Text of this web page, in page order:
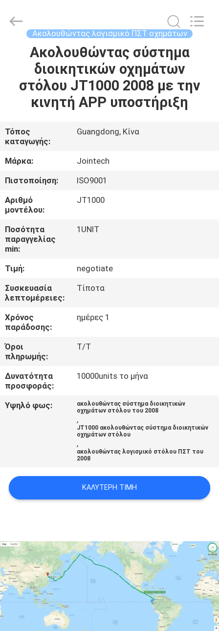
ΣΠΊΤΙ
ΠΡΟΪΌΝΤΑ
ΕΜΦΆΝΙΣΗ
VR
ΠΕΡΊΠΟΥ
ΕΜΕΊΣ
ΓΎΡΟΣ
ΕΡΓΟΣΤΑΣΊΩΝ
ΈΛΕΓΧΟΣ
ΜΑΣ
ΕΛΆΤΕ
ΣΕ
ΕΠΑΦΉ
ΜΕ
ΖΗΤΉΣΤΕ
ΑΠΌΣΠΑΣΜΑ
PRIVACY
Ακολουθώντας λογισμικό ΠΣΤ οχημάτων
Ακολουθώντας σύστημα
διοικητικών οχημάτων
στόλου JT1000 2008 με την
κινητή APP υποστήριξη
Τόπος
καταγωγής:
Guangdong, Κίνα
Μάρκα:
Jointech
Πιστοποίηση:
ISO9001
Αριθμό
μοντέλου:
JT1000
Ποσότητα
παραγγελίας
min:
1UNIT
Τιμή:
negotiate
Συσκευασία
λεπτομέρειες:
Τίποτα
Χρόνος
παράδοσης:
ημέρες 1
Όροι
πληρωμής:
T/T
Δυνατότητα
προσφοράς:
10000units το μήνα
Υψηλό φως:
ακολουθώντας σύστημα διοικητικών
οχημάτων στόλου του 2008
,
JT1000 ακολουθώντας σύστημα διοικητικών
οχημάτων στόλου
,
ακολουθώντας λογισμικό στόλου ΠΣΤ του
2008
ΚΑΛΎΤΕΡΗ ΤΙΜΉ